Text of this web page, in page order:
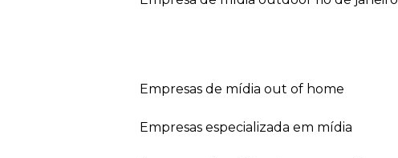
empresas de mídia out of home
empresas especializada em mídia